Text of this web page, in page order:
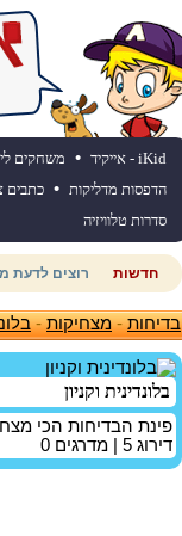
iKid - אייקיד • משחקים
הדפסות מדליקות • כתבים
סדרות טלוויזיה
חדשות חוגגים יום
בדיחות-מצחיקות-
בלונדינית וקניון
פינת הבדיחות הכי
דירוג 5 | מדרגים 0